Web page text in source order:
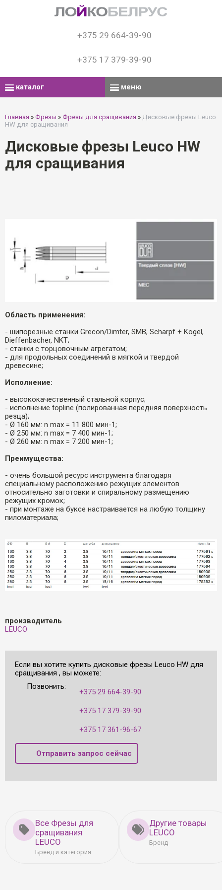
+375 29 664-39-90
+375 17 379-39-90
каталог меню
Главная » Фрезы » Фрезы для сращивания » Дисковые фрезы Leuco
HW для сращивания
Дисковые фрезы Leuco HW
для сращивания
Область применения:
- шипорезные станки Grecon/Dimter, SMB, Scharpf + Kogel,
Dieffenbacher, NKT;
- станки с торцовочным агрегатом;
- для продольных соединений в мягкой и твердой
древесине;
Исполнение:
- высококачественный стальной корпус;
- исполнение topline (полированная передняя поверхность
резца);
- Ø 160 мм: n max = 11 800 мин-1;
- Ø 250 мм: n max = 7 400 мин-1;
- Ø 260 мм: n max = 7 200 мин-1;
Преимущества:
- очень большой ресурс инструмента благодаря
специальному расположению режущих элементов
относительно заготовки и спиральному размещению
режущих кромок;
- при монтаже на буксе настраивается на любую толщину
пиломатериала;
производитель
LEUCO
Если вы хотите купить дисковые фрезы Leuco HW для
сращивания , вы можете:
Позвонить:
+375 29 664-39-90
+375 17 379-39-90
+375 17 361-96-67
Отправить запрос сейчас
Все Фрезы для
сращивания
LEUCO
Бренд и категория
Другие товары
LEUCO
Бренд